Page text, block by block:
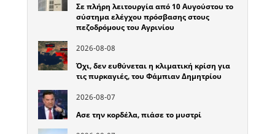
Σε πλήρη λειτουργία από 10 Αυγούστου το
σύστημα ελέγχου πρόσβασης στους
πεζοδρόμους του Αγρινίου
2026-08-08
Όχι, δεν ευθύνεται η κλιματική κρίση για
τις πυρκαγιές, του Φάμπιαν Δημητρίου
2026-08-07
Ασε την κορδέλα, πιάσε το μυστρί